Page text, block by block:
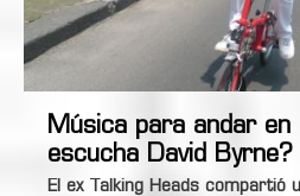
Música para andar en
escucha David Byrne?
El ex Talking Heads compartió